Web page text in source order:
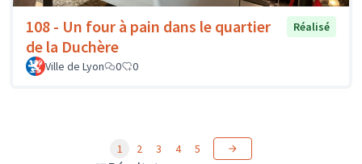
108 - Un four à pain dans le quartier
de la Duchère
Réalisé
Ville de Lyon 0 0
1 2 3 4 5